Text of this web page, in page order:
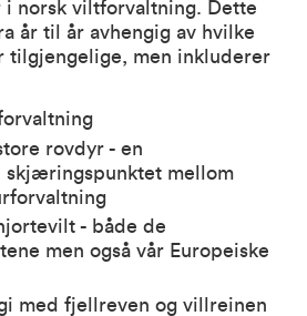
norsk viltforvaltning. Dette
år til år avhengig av hvilke
tilgjengelige, men inkluderer
rovdyr - en
skjæringspunktet mellom
- både de
men også vår Europeiske
med fjellreven og villreinen